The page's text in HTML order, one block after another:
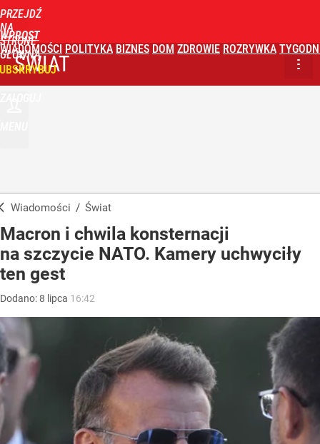
PRZEJDŹ
NA
STRONĘ
GŁÓWNĄ
WPROST
WIADOMOŚCI POLITYKA BIZNES DOM ZDROWIE ROZRYWKA
ŚWIAT
Wiadomości / Świat
Macron i chwila konsternacji
na szczycie NATO. Kamery uchwyciły
ten gest
Dodano:8 lipca 16:42